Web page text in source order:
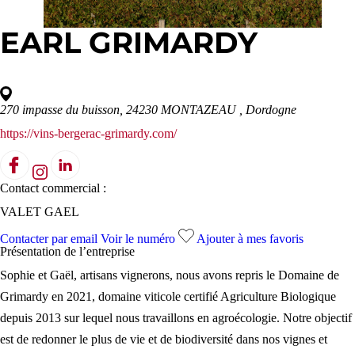
EARL GRIMARDY
270 impasse du buisson, 24230 MONTAZEAU
, Dordogne
https://vins-bergerac-grimardy.com/
Contact commercial :
VALET GAEL
Contacter par email Voir le numéro
Ajouter à mes favoris
Présentation de l’entreprise
Sophie et Gaël, artisans vignerons, nous avons repris le Domaine de
Grimardy en 2021, domaine viticole certifié Agriculture Biologique
depuis 2013 sur lequel nous travaillons en agroécologie. Notre objectif
est de redonner le plus de vie et de biodiversité dans nos vignes et